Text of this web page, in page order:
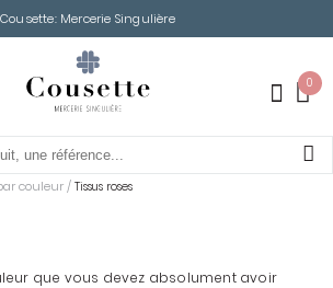
Cousette: Mercerie Singulière
0
couleur / Tissus roses
que vous devez absolument avoir